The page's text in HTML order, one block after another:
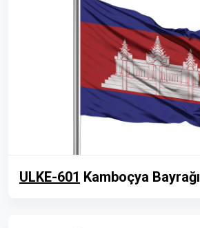
ULKE-601 Kamboçya Bayrağı